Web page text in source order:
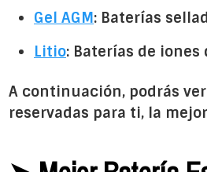
Gel AGM: Baterías
Litio: Baterías de
A continuación, podrás
reservadas para ti, la